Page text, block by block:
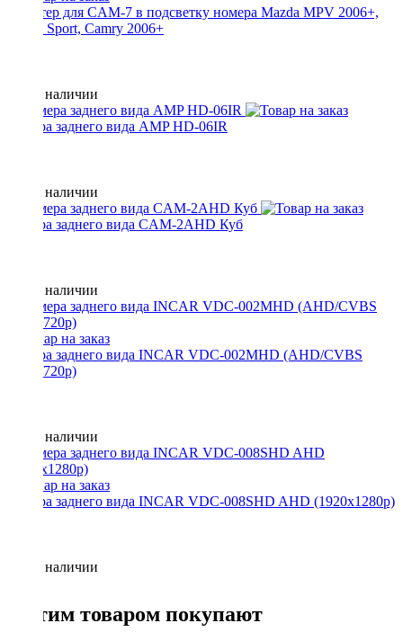
Адаптер для CAM-7 в подсветку номера Mazda MPV 2006+,
Pajero Sport, Camry 2006+
Нет в наличии
Камера заднего вида AMP HD-06IR
Нет в наличии
Камера заднего вида CAM-2AHD Куб
Нет в наличии
Камера заднего вида INCAR VDC-002MHD (AHD/CVBS
1280x720p)
Нет в наличии
Камера заднего вида INCAR VDC-008SHD AHD (1920x1280p)
Нет в наличии
С этим товаром покупают